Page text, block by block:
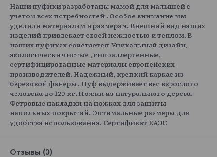
Наши пуфики разработаны мамой для малышей с
учетом всех потребностей . Особое внимание мы
уделили материалам и размерам. Внешний вид наших
изделий привлекает своей нежностью и теплом. В
наших пуфиках сочетается: Уникальный дизайн,
экологически чистые , гипоаллергенные,
сертифицированные материалы европейских
производителей. Надежный, крепкий каркас из
березовой фанеры . Пуф выдерживает вес взрослого
человека до 120 кг. Ножки из натурального дерева.
Фетровые накладки на ножках для защиты
напольных покрытий. Оптимальные размеры для
удобства использования. Сертификат ЕАЭС
Отзывы (0)